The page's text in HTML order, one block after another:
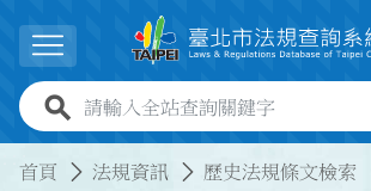
展開選單
全站查詢關鍵字欄位
首頁 法規資訊 歷史法規條文檢索